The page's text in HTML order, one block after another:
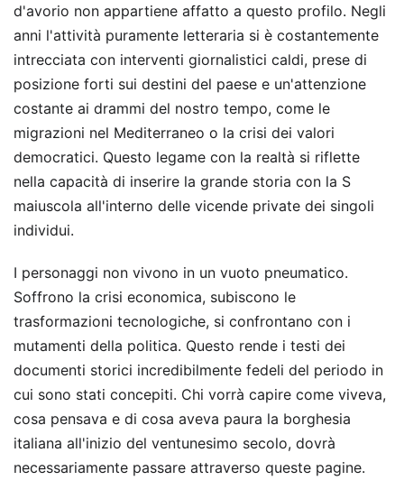
d'avorio non appartiene affatto a questo profilo. Negli
anni l'attività puramente letteraria si è costantemente
intrecciata con interventi giornalistici caldi, prese di
posizione forti sui destini del paese e un'attenzione
costante ai drammi del nostro tempo, come le
migrazioni nel Mediterraneo o la crisi dei valori
democratici. Questo legame con la realtà si riflette
nella capacità di inserire la grande storia con la S
maiuscola all'interno delle vicende private dei singoli
individui.
I personaggi non vivono in un vuoto pneumatico.
Soffrono la crisi economica, subiscono le
trasformazioni tecnologiche, si confrontano con i
mutamenti della politica. Questo rende i testi dei
documenti storici incredibilmente fedeli del periodo in
cui sono stati concepiti. Chi vorrà capire come viveva,
cosa pensava e di cosa aveva paura la borghesia
italiana all'inizio del ventunesimo secolo, dovrà
necessariamente passare attraverso queste pagine.